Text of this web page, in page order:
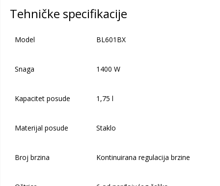
Tehničke specifikacije
Model BL601BX
Snaga 1400 W
Kapacitet posude 1,75 l
Materijal posude Staklo
Broj brzina Kontinuirana regulacija brzine